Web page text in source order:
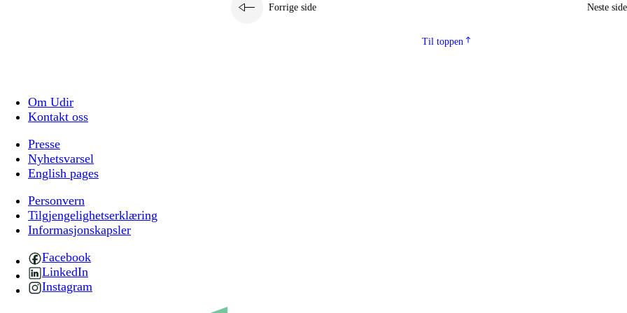
Forrige side Neste side
Til toppen
Om Udir
Kontakt oss
Presse
Nyhetsvarsel
English pages
Personvern
Tilgjengelighetserklæring
Informasjonskapsler
Facebook
LinkedIn
Instagram